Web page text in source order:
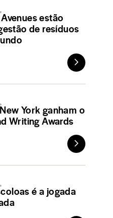
estão
de resíduos
York ganham o
Writing Awards
é a jogada